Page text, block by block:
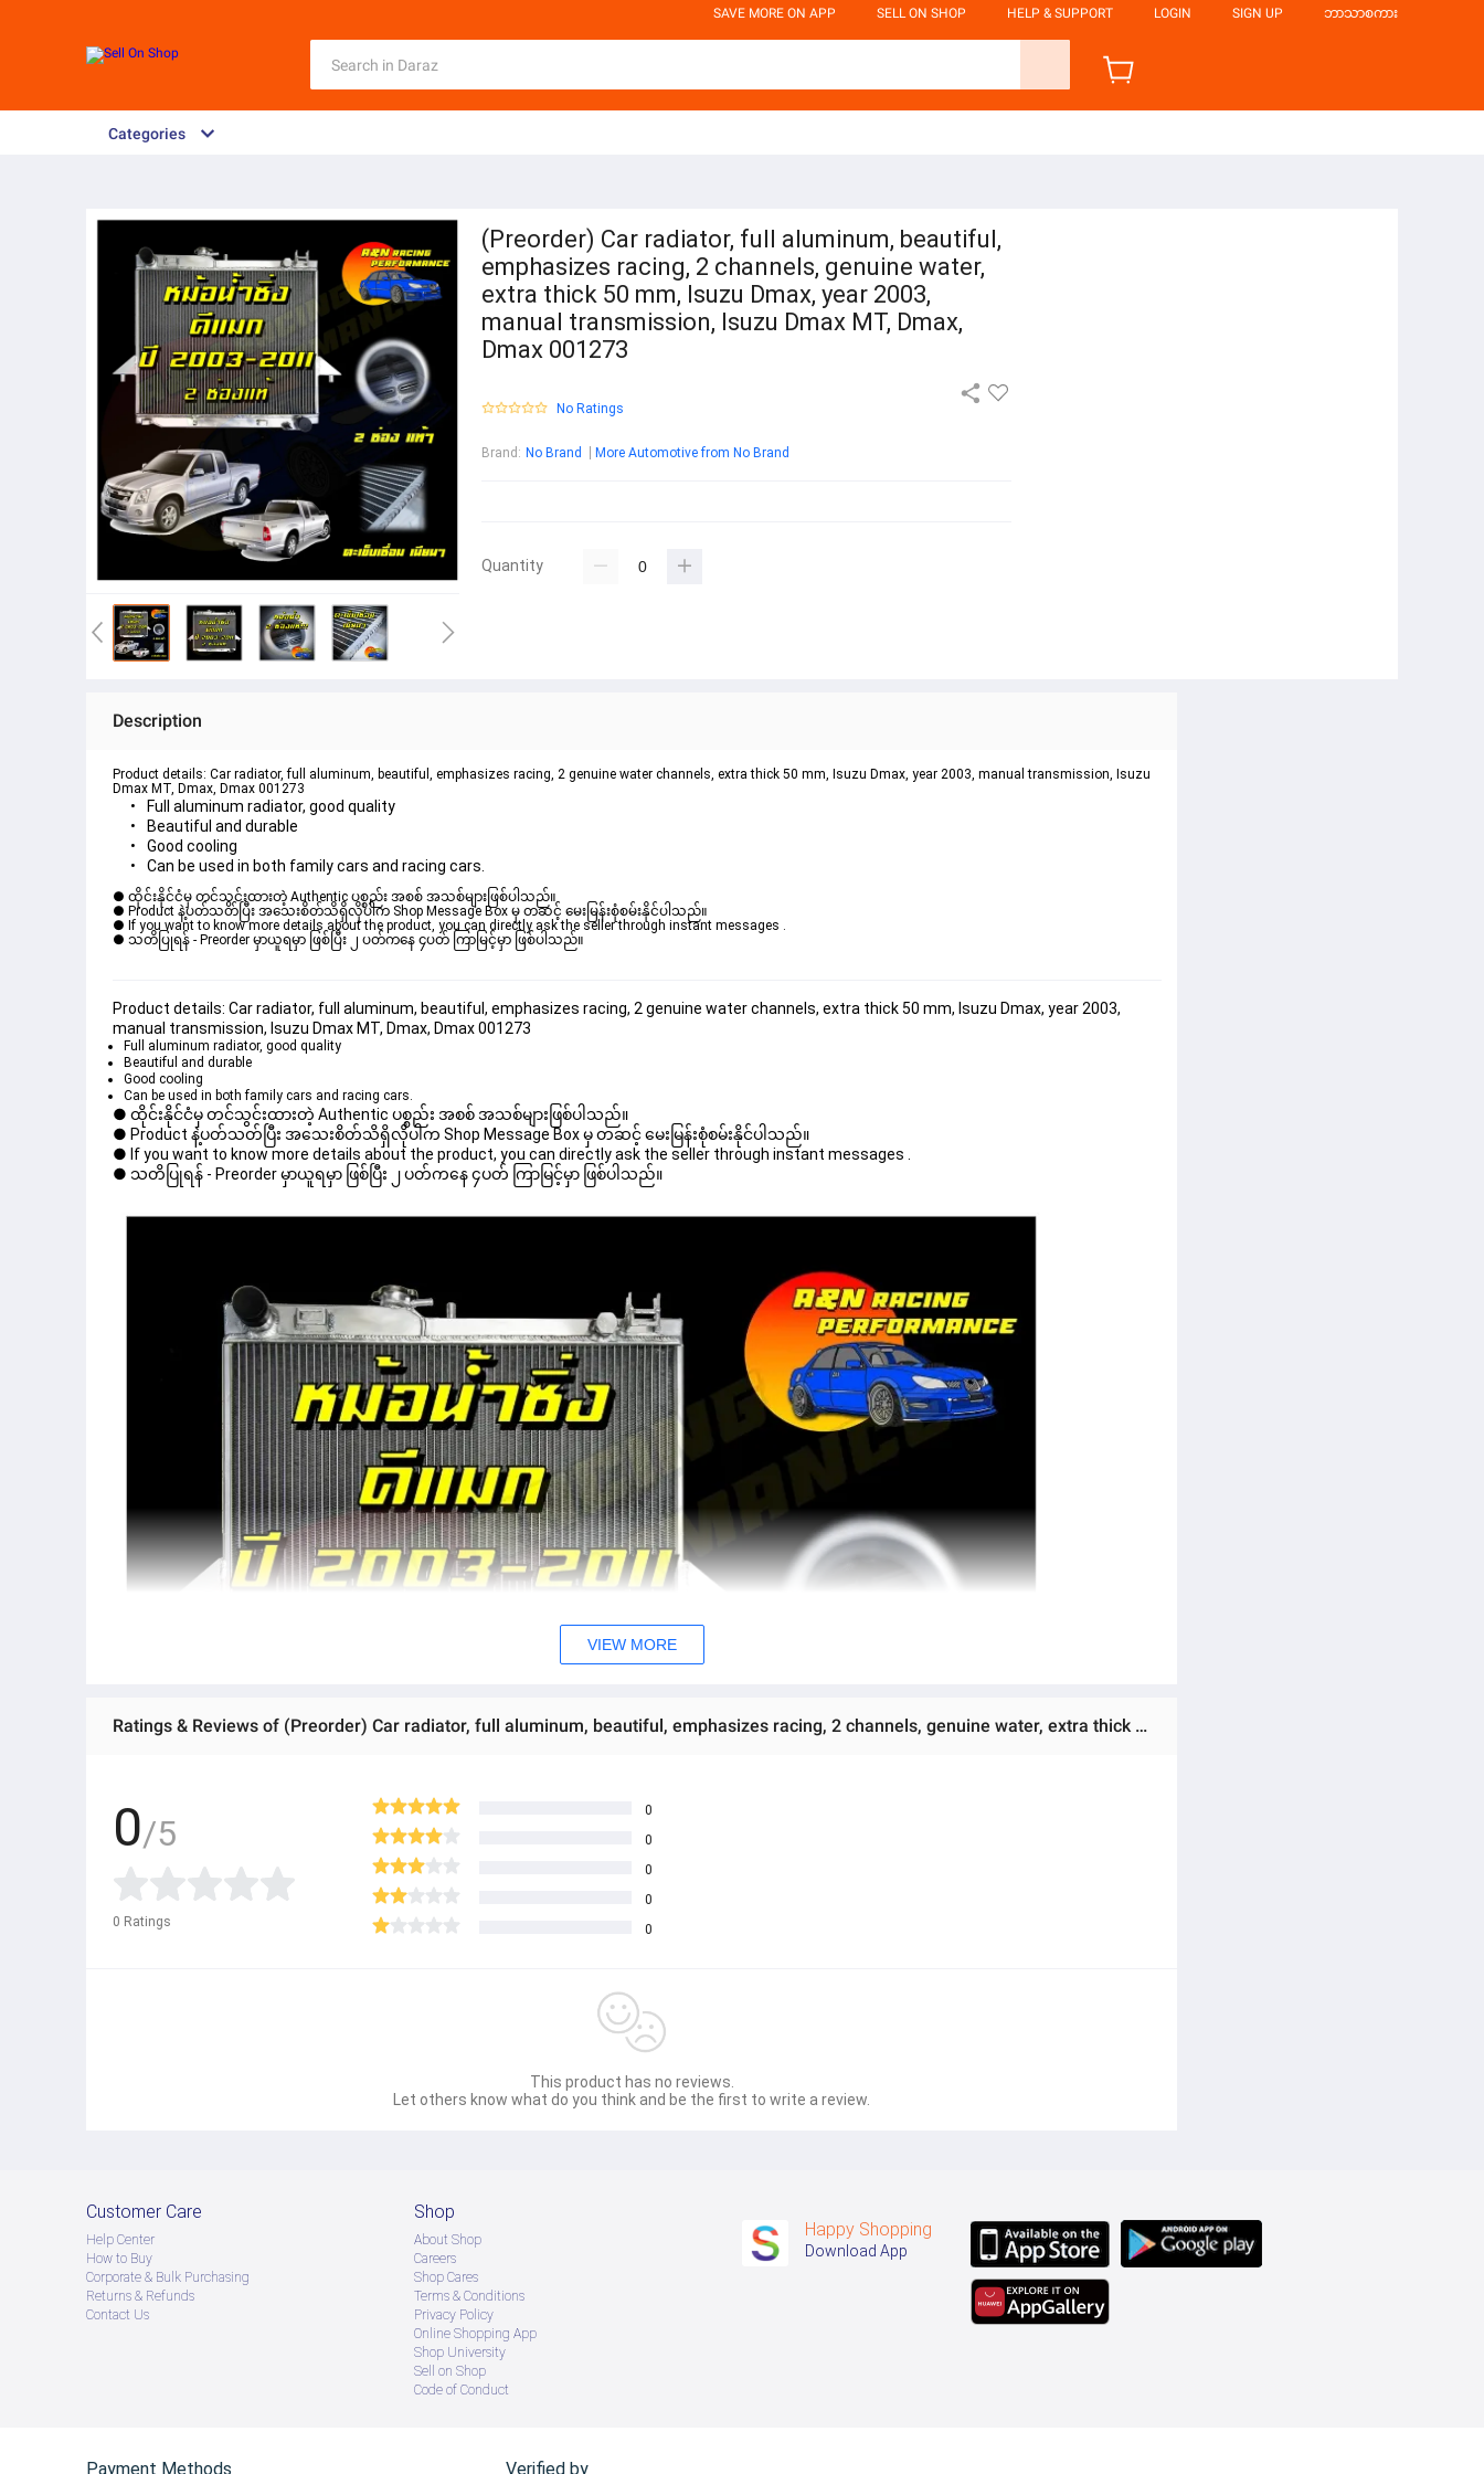
SAVE MORE ON APP SELL ON SHOP HELP & SUPPORT LOGIN SIGN UP ဘာသာစကား
Categories
(Preorder) Car radiator, full aluminum, beautiful,
emphasizes racing, 2 channels, genuine water,
extra thick 50 mm, Isuzu Dmax, year 2003,
manual transmission, Isuzu Dmax MT, Dmax,
Dmax 001273
No Ratings
Brand : No Brand More Automotive from No Brand
Quantity
Description
Product details: Car radiator, full aluminum, beautiful, emphasizes racing, 2 genuine water channels, extra thick 50 mm, Isuzu Dmax, year 2003, manual transmission, Isuzu
Dmax MT, Dmax, Dmax 001273
Full aluminum radiator, good quality
Beautiful and durable
Good cooling
Can be used in both family cars and racing cars.
● ထိုင်းနိုင်ငံမှ တင်သွင်းထားတဲ့ Authentic ပစ္စည်း အစစ် အသစ်များဖြစ်ပါသည်။
● Product နဲ့ပတ်သတ်ပြီး အသေးစိတ်သိရှိလိုပါက Shop Message Box မှ တဆင့် မေးမြန်းစုံစမ်းနိုင်ပါသည်။
● If you want to know more details about the product, you can directly ask the seller through instant messages .
● သတိပြုရန် - Preorder မှာယူရမှာ ဖြစ်ပြီး ၂ ပတ်ကနေ ၄ပတ် ကြာမြင့်မှာ ဖြစ်ပါသည်။
Product details: Car radiator, full aluminum, beautiful, emphasizes racing, 2 genuine water channels, extra thick 50 mm, Isuzu Dmax, year 2003,
manual transmission, Isuzu Dmax MT, Dmax, Dmax 001273
Full aluminum radiator, good quality
Beautiful and durable
Good cooling
Can be used in both family cars and racing cars.
● ထိုင်းနိုင်ငံမှ တင်သွင်းထားတဲ့ Authentic ပစ္စည်း အစစ် အသစ်များဖြစ်ပါသည်။
● Product နဲ့ပတ်သတ်ပြီး အသေးစိတ်သိရှိလိုပါက Shop Message Box မှ တဆင့် မေးမြန်းစုံစမ်းနိုင်ပါသည်။
● If you want to know more details about the product, you can directly ask the seller through instant messages .
● သတိပြုရန် - Preorder မှာယူရမှာ ဖြစ်ပြီး ၂ ပတ်ကနေ ၄ပတ် ကြာမြင့်မှာ ဖြစ်ပါသည်။
VIEW MORE
Ratings & Reviews of (Preorder) Car radiator, full aluminum, beautiful, emphasizes racing, 2 channels, genuine water, extra thick 50 mm, Isuzu Dmax, year 2003, manual transmission, Isuzu Dmax MT, Dmax, Dmax 001273
0/5
0 Ratings
0
0
0
0
0
This product has no reviews.
Let others know what do you think and be the first to write a review.
Customer Care
Help Center
How to Buy
Corporate & Bulk Purchasing
Returns & Refunds
Contact Us
Shop
About Shop
Careers
Shop Cares
Terms & Conditions
Privacy Policy
Online Shopping App
Shop University
Sell on Shop
Code of Conduct
Happy Shopping
Download App
Payment Methods Verified by